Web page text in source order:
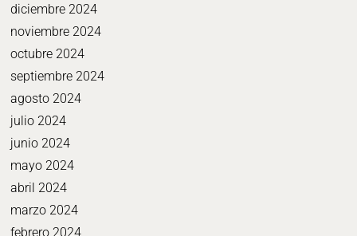
diciembre 2024
noviembre 2024
octubre 2024
septiembre 2024
agosto 2024
julio 2024
junio 2024
mayo 2024
abril 2024
marzo 2024
febrero 2024